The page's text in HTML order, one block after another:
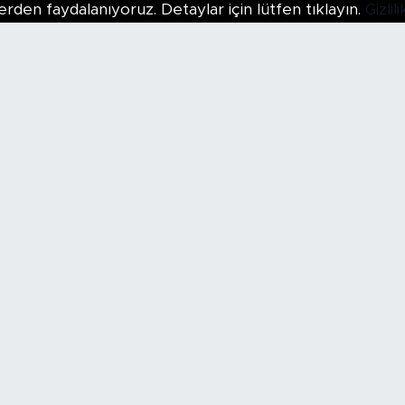
faydalanıyoruz. Detaylar için lütfen tıklayın.